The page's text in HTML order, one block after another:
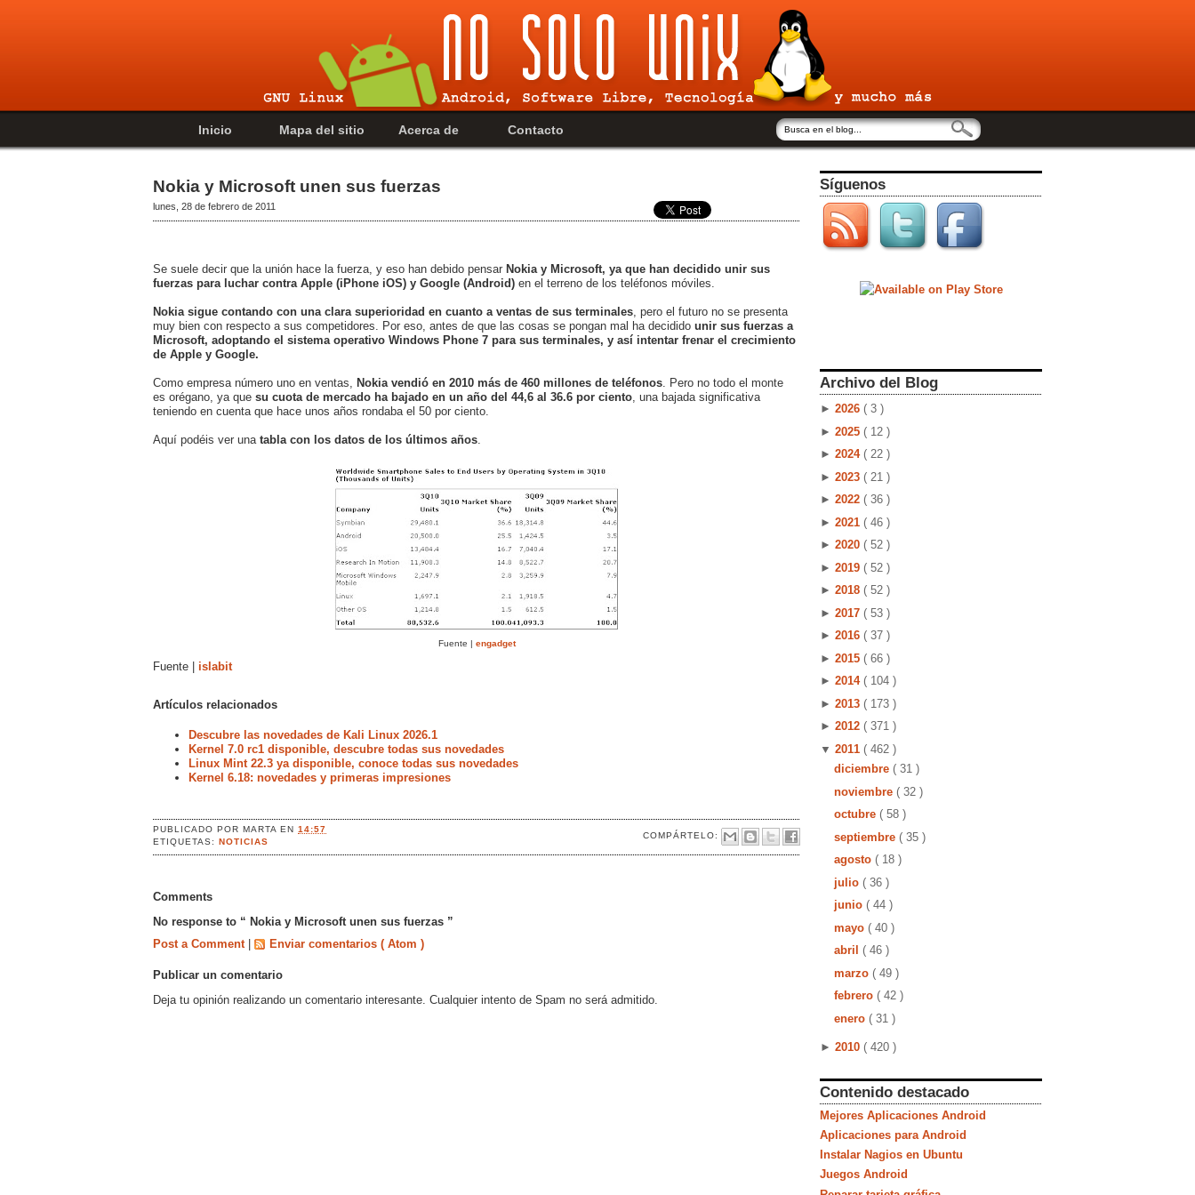
Inicio Mapa del sitio Acerca de Contacto
Nokia y Microsoft unen sus fuerzas
lunes, 28 de febrero de 2011
Se suele decir que la unión hace la fuerza, y eso han debido pensar Nokia y Microsoft, ya que han decidido unir sus
fuerzas para luchar contra Apple (iPhone iOS) y Google (Android) en el terreno de los teléfonos móviles.
Nokia sigue contando con una clara superioridad en cuanto a ventas de sus terminales , pero el futuro no se presenta
muy bien con respecto a sus competidores. Por eso, antes de que las cosas se pongan mal ha decidido unir sus fuerzas a
Microsoft, adoptando el sistema operativo Windows Phone 7 para sus terminales, y así intentar frenar el crecimiento
de Apple y Google.
Como empresa número uno en ventas, Nokia vendió en 2010 más de 460 millones de teléfonos . Pero no todo el monte
es orégano, ya que su cuota de mercado ha bajado en un año del 44,6 al 36.6 por ciento , una bajada significativa
teniendo en cuenta que hace unos años rondaba el 50 por ciento.
Aquí podéis ver una tabla con los datos de los últimos años
Fuente | engadget
Fuente | islabit
Artículos relacionados
Descubre las novedades de Kali Linux 2026.1
Kernel 7.0 rc1 disponible, descubre todas sus novedades
Linux Mint 22.3 ya disponible, conoce todas sus novedades
Kernel 6.18: novedades y primeras impresiones
PUBLICADO PORMARTAEN14:57
COMPÁRTELO:
ETIQUETAS:NOTICIAS
Comments
No response to “ Nokia y Microsoft unen sus fuerzas ”
Post a Comment
Enviar comentarios ( Atom )
Publicar un comentario
Deja tu opinión realizando un comentario interesante. Cualquier intento de Spam no será admitido.
Síguenos
Archivo del Blog
► 2026 ( 3 )
► 2025 ( 12 )
► 2024 ( 22 )
► 2023 ( 21 )
► 2022 ( 36 )
► 2021 ( 46 )
► 2020 ( 52 )
► 2019 ( 52 )
► 2018 ( 52 )
► 2017 ( 53 )
► 2016 ( 37 )
► 2015 ( 66 )
► 2014 ( 104 )
► 2013 ( 173 )
► 2012 ( 371 )
▼ 2011 ( 462 )
diciembre ( 31 )
noviembre ( 32 )
octubre ( 58 )
septiembre ( 35 )
agosto ( 18 )
julio ( 36 )
junio ( 44 )
mayo ( 40 )
abril ( 46 )
marzo ( 49 )
febrero ( 42 )
enero ( 31 )
► 2010 ( 420 )
Contenido destacado
Mejores Aplicaciones Android
Aplicaciones para Android
Instalar Nagios en Ubuntu
Juegos Android